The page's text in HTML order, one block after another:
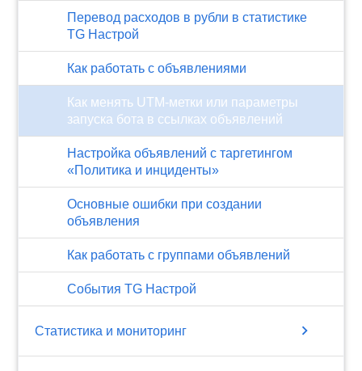
Перевод расходов в рубли в статистике
TG Настрой
Как работать с объявлениями
Как менять UTM-метки или параметры
запуска бота в ссылках объявлений
Настройка объявлений с таргетингом
«Политика и инциденты»
Основные ошибки при создании
объявления
Как работать с группами объявлений
События TG Настрой
Статистика и мониторинг chevron_right